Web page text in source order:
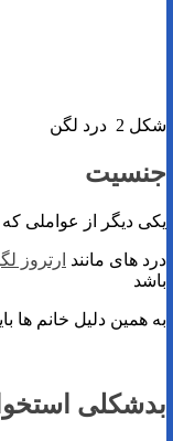
شکل 2 درد لگن
جنسیت
یکی دیگر از عواملی
درد های مانند ارتروز
باشد
به همین دلیل خانم ها
بدشکلی